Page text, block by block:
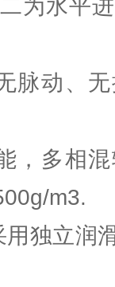
为水平
脉动、
，多相
m3.
独立润